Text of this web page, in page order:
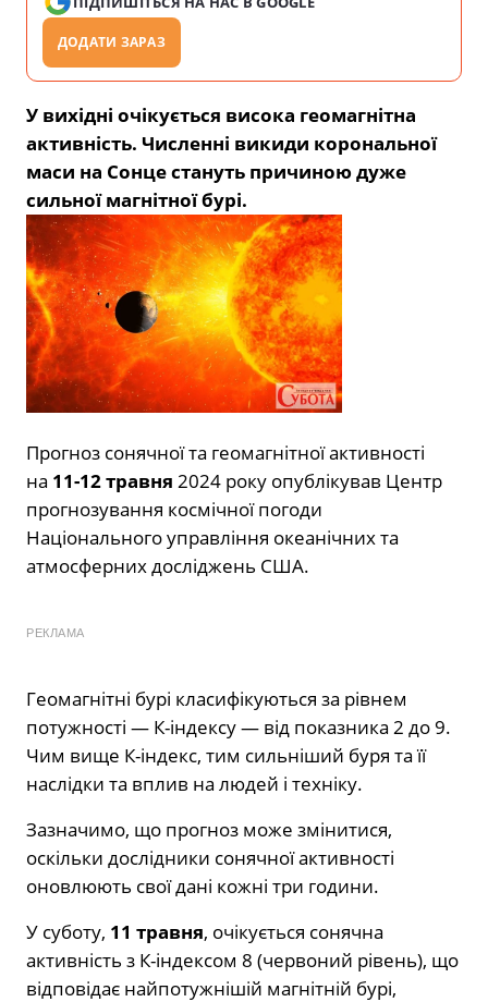
ДОДАТИ ЗАРАЗ
У вихідні очікується висока геомагнітна
активність. Численні викиди корональної
маси на Сонце стануть причиною дуже
сильної магнітної бурі.
Прогноз сонячної та геомагнітної активності
на 11-12 травня 2024 року опублікував Центр
прогнозування космічної погоди
Національного управління океанічних та
атмосферних досліджень США.
РЕКЛАМА
Геомагнітні бурі класифікуються за рівнем
потужності — К-індексу — від показника 2 до 9.
Чим вище К-індекс, тим сильніший буря та її
наслідки та вплив на людей і техніку.
Зазначимо, що прогноз може змінитися,
оскільки дослідники сонячної активності
оновлюють свої дані кожні три години.
У суботу, 11 травня, очікується сонячна
активність з К-індексом 8 (червоний рівень), що
відповідає найпотужнішій магнітній бурі,